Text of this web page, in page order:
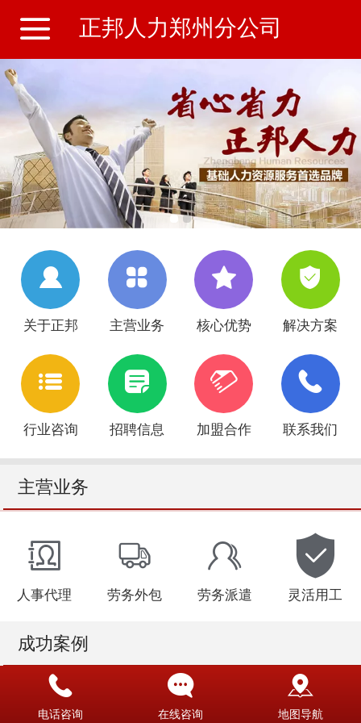
正邦人力郑州分公司
关于正邦 主营业务 核心优势 解决方案
行业咨询 招聘信息 加盟合作 联系我们
主营业务
人事代理 劳务外包 劳务派遣 灵活用工
成功案例
电话咨询 在线咨询 地图导航